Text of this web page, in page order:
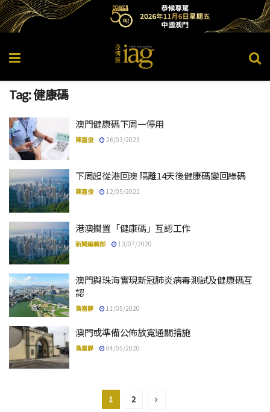
Tag:健康碼
澳門健康碼下周一停用
陳嘉俊 26/03/2023
下周起從港回澳 隔離14天後健康碼變回綠碼
陳嘉俊 12/05/2022
港澳擱置「健康碼」互認工作
新聞編輯部 13/07/2020
澳門與珠海實現新冠肺炎病毒測試及健康碼互
認
黃嘉靜 11/05/2020
澳門或準備公佈放寬通關措施
黃嘉靜 04/05/2020
1 2